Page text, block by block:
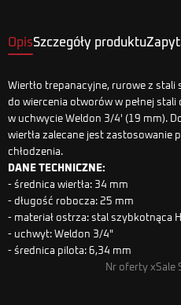
OpisSzczegóły produktu
Wiertło trepanacyjne, rurowe z
do wiercenia otworów w pełnej
w uchwycie Weldon 3/4' (19 mm).
wiertła zalecane jest zastosowanie
chłodzenia.
DANE TECHNICZNE:
- średnica wiertła: 34 mm
- długość robocza: 25 mm
- materiał ostrza: stal szybkotnąca
- uchwyt: Weldon 3/4"
- średnica pilota: 6,34 mm
Nr oferty xSale